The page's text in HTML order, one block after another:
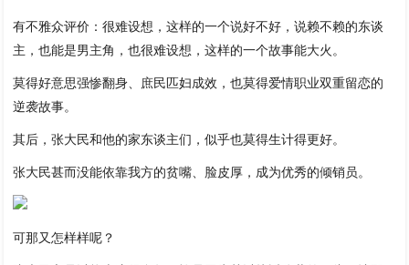
有不雅众评价：很难设想，这样的一个说好不好，说赖不赖的东谈
主，也能是男主角，也很难设想，这样的一个故事能大火。
莫得好意思强惨翻身、庶民匹妇成效，也莫得爱情职业双重留恋的
逆袭故事。
其后，张大民和他的家东谈主们，似乎也莫得生计得更好。
张大民甚而没能依靠我方的贫嘴、脸皮厚，成为优秀的倾销员。
可那又怎样样呢？